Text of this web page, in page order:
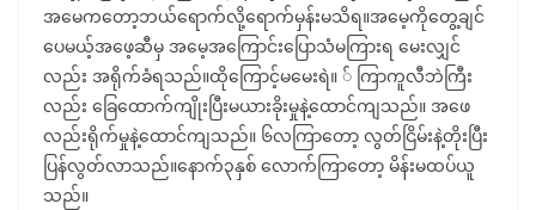
အမေကတော့ဘယ်ရောက်လို့ရောက်မှန်းမသိရ။အမေ့ကိုတွေ့ချင်
ပေမယ့်အဖေ့ဆီမှ အမေ့အကြောင်းပြောသံမကြားရ မေးလျှင်
လည်း အရိုက်ခံရသည်။ထိုကြောင့်မမေးရဲ။ ် ကြာကူလီဘဲကြီး
လည်း ခြေထောက်ကျိုးပြီးမယားခိုးမှုနဲ့ထောင်ကျသည်။ အဖေ
လည်းရိုက်မှုနဲ့ထောင်ကျသည်။ ၆လကြာတော့ လွတ်ငြိမ်းနဲ့တိုးပြီး
ပြန်လွတ်လာသည်။နောက်၃နှစ် လောက်ကြာတော့ မိန်းမထပ်ယူ
သည်။